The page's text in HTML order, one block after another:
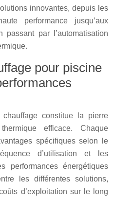
innovantes, depuis les
performance jusqu’aux
passant par l’automatisation
pour piscine
constitue la pierre
efficace. Chaque
spécifiques selon le
d’utilisation et les
performances énergétiques
les différentes solutions,
d’exploitation sur le long